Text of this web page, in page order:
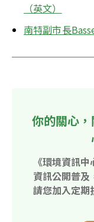
（英文）
南特副市長
你的關心
《環境資訊
資訊公開普及
請您加入定期